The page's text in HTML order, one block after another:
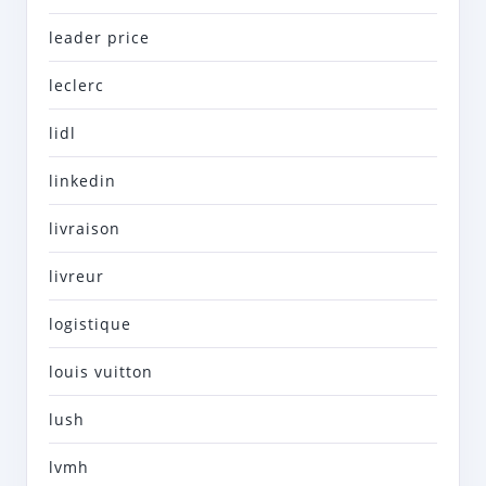
leader price
leclerc
lidl
linkedin
livraison
livreur
logistique
louis vuitton
lush
lvmh